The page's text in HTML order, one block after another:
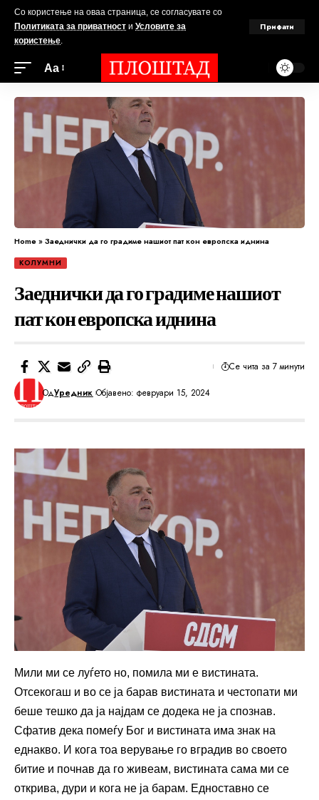
Со користење на оваа страница, се согласувате со
Политиката за приватност и Условите за
користење.
Прифати
Аа
Home»Заеднички да го градиме нашиот пат кон европска иднина
КОЛУМНИ
Заеднички да го градиме нашиот
пат кон европска иднина
ОдУредник Објавено: февруари 15, 2024
Се чита за 7 минути
Мили ми се луѓето но, помила ми е вистината.
Отсекогаш и во се ја барав вистината и честопати ми
беше тешко да ја најдам се додека не ја спознав.
Сфатив дека помеѓу Бог и вистината има знак на
еднакво. И кога тоа верување го вградив во своето
битие и почнав да го живеам, вистината сама ми се
открива, дури и кога не ја барам. Едноставно се